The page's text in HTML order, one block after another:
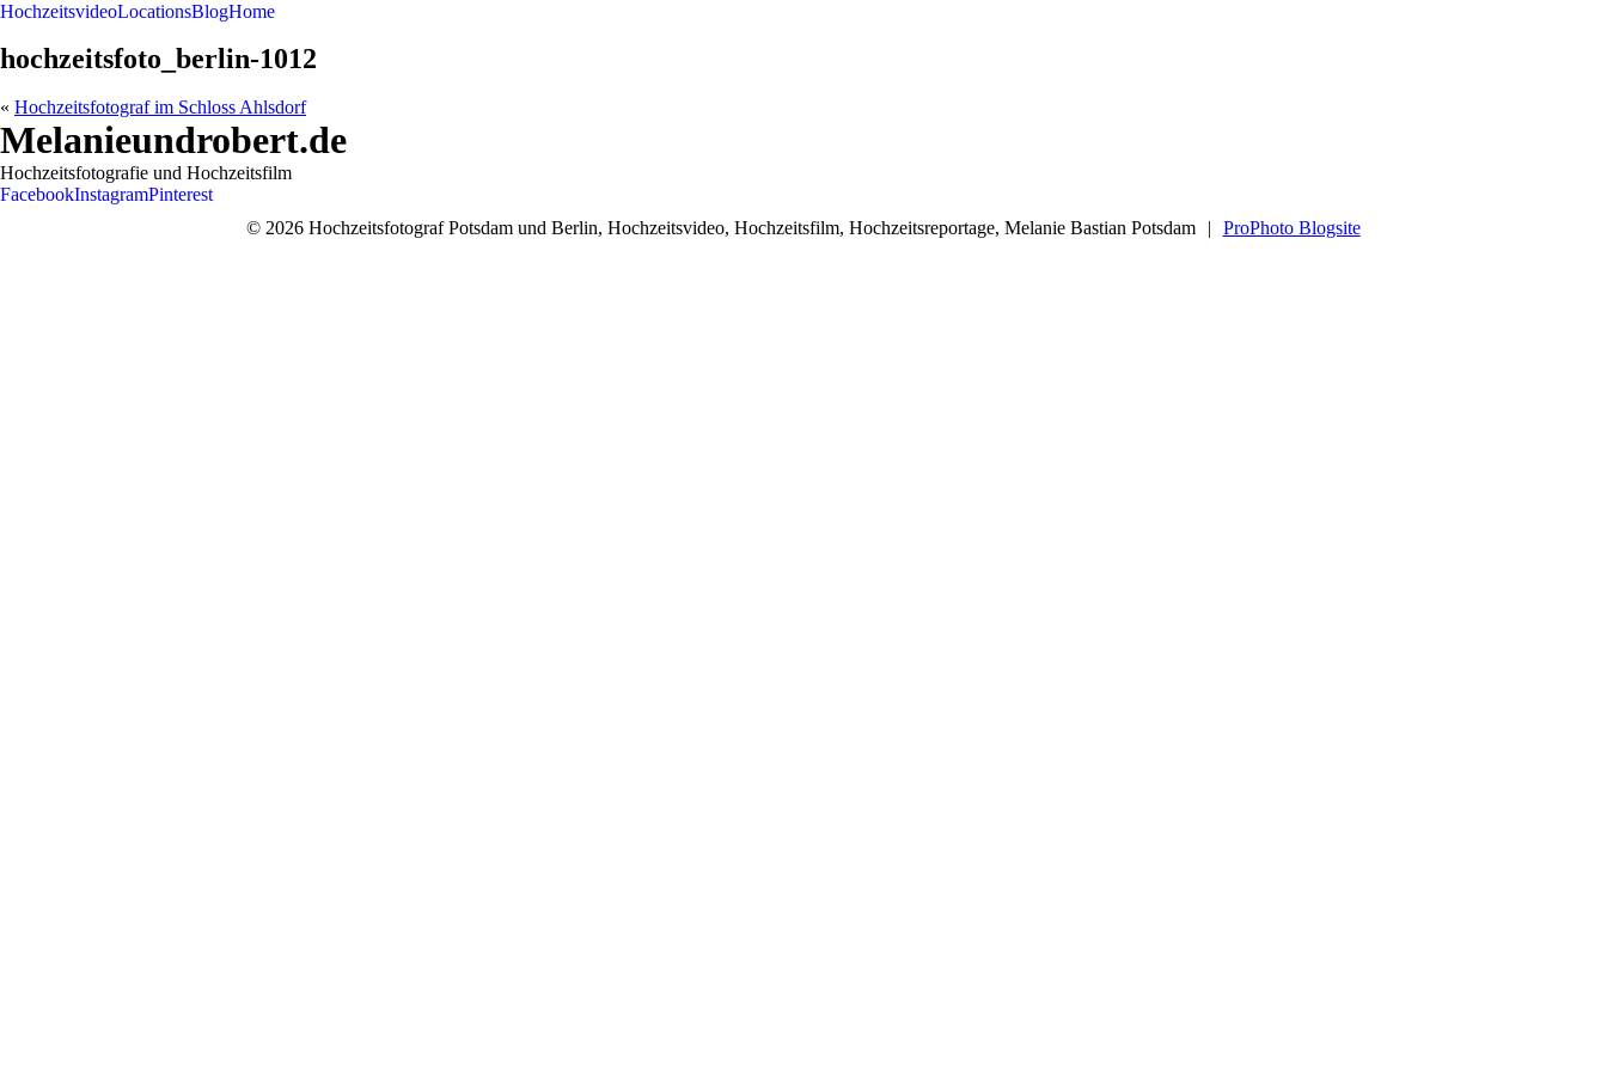
HochzeitsvideoLocationsBlogHome
hochzeitsfoto_berlin-1012
« Hochzeitsfotograf im Schloss Ahlsdorf
Melanieundrobert.de
Hochzeitsfotografie und Hochzeitsfilm
FacebookInstagramPinterest
© 2026 Hochzeitsfotograf Potsdam und Berlin, Hochzeitsvideo, Hochzeitsfilm, Hochzeitsreportage, Melanie Bastian Potsdam
| ProPhoto Blogsite